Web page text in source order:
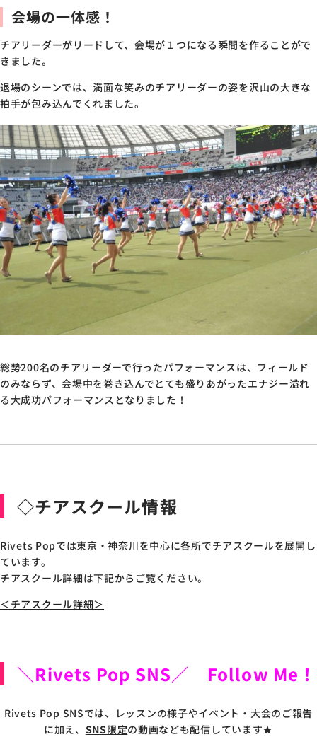
会場の一体感！
チアリーダーがリードして、会場が１つになる瞬間を作ることがで
きました。
退場のシーンでは、満面な笑みのチアリーダーの姿を沢山の大きな
拍手が包み込んでくれました。
総勢200名のチアリーダーで行ったパフォーマンスは、フィールド
のみならず、会場中を巻き込んでとても盛りあがったエナジー溢れ
る大成功パフォーマンスとなりました！
◇チアスクール情報
Rivets Popでは東京・神奈川を中心に各所でチアスクールを展開し
ています。
チアスクール詳細は下記からご覧ください。
＜チアスクール詳細＞
＼Rivets Pop SNS／ Follow Me！
Rivets Pop SNSでは、レッスンの様子やイベント・大会のご報告
に加え、 SNS限定の動画なども配信しています★